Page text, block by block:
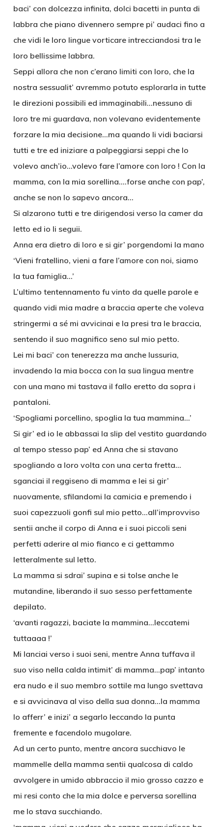
baci’ con dolcezza infinita, dolci bacetti in punta di
labbra che piano divennero sempre pi’ audaci fino a
che vidi le loro lingue vorticare intrecciandosi tra le
loro bellissime labbra.
Seppi allora che non c’erano limiti con loro, che la
nostra sessualit’ avremmo potuto esplorarla in tutte
le direzioni possibili ed immaginabili…nessuno di
loro tre mi guardava, non volevano evidentemente
forzare la mia decisione…ma quando li vidi baciarsi
tutti e tre ed iniziare a palpeggiarsi seppi che lo
volevo anch’io…volevo fare l’amore con loro ! Con la
mamma, con la mia sorellina….forse anche con pap’,
anche se non lo sapevo ancora…
Si alzarono tutti e tre dirigendosi verso la camer da
letto ed io li seguii.
Anna era dietro di loro e si gir’ porgendomi la mano
‘Vieni fratellino, vieni a fare l’amore con noi, siamo
la tua famiglia…’
L’ultimo tentennamento fu vinto da quelle parole e
quando vidi mia madre a braccia aperte che voleva
stringermi a sé mi avvicinai e la presi tra le braccia,
sentendo il suo magnifico seno sul mio petto.
Lei mi baci’ con tenerezza ma anche lussuria,
invadendo la mia bocca con la sua lingua mentre
con una mano mi tastava il fallo eretto da sopra i
pantaloni.
‘Spogliami porcellino, spoglia la tua mammina…’
Si gir’ ed io le abbassai la slip del vestito guardando
al tempo stesso pap’ ed Anna che si stavano
spogliando a loro volta con una certa fretta…
sganciai il reggiseno di mamma e lei si gir’
nuovamente, sfilandomi la camicia e premendo i
suoi capezzuoli gonfi sul mio petto…all’improvviso
sentii anche il corpo di Anna e i suoi piccoli seni
perfetti aderire al mio fianco e ci gettammo
letteralmente sul letto.
La mamma si sdrai’ supina e si tolse anche le
mutandine, liberando il suo sesso perfettamente
depilato.
‘avanti ragazzi, baciate la mammina…leccatemi
tuttaaaa !’
Mi lanciai verso i suoi seni, mentre Anna tuffava il
suo viso nella calda intimit’ di mamma…pap’ intanto
era nudo e il suo membro sottile ma lungo svettava
e si avvicinava al viso della sua donna…la mamma
lo afferr’ e inizi’ a segarlo leccando la punta
fremente e facendolo mugolare.
Ad un certo punto, mentre ancora succhiavo le
mammelle della mamma sentii qualcosa di caldo
avvolgere in umido abbraccio il mio grosso cazzo e
mi resi conto che la mia dolce e perversa sorellina
me lo stava succhiando.